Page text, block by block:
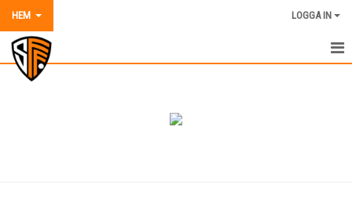
HEM LOGGA IN
HEM